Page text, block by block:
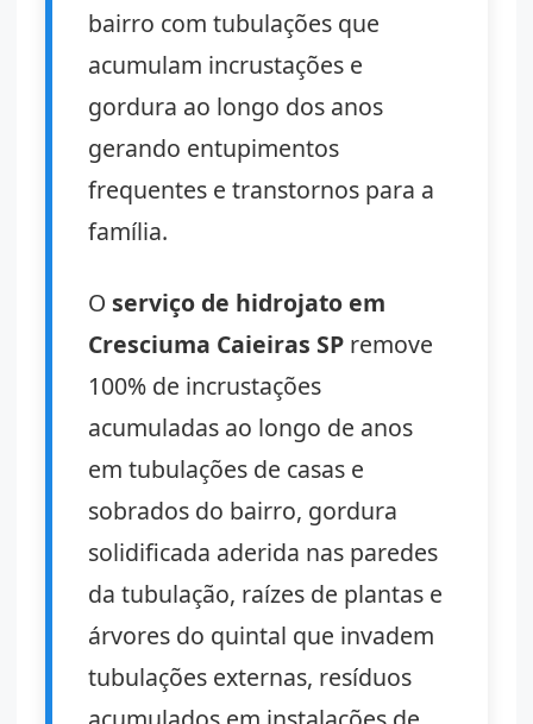
bairro com tubulações que
acumulam incrustações e
gordura ao longo dos anos
gerando entupimentos
frequentes e transtornos para a
família.
O serviço de hidrojato em
Cresciuma Caieiras SP remove
100% de incrustações
acumuladas ao longo de anos
em tubulações de casas e
sobrados do bairro, gordura
solidificada aderida nas paredes
da tubulação, raízes de plantas e
árvores do quintal que invadem
tubulações externas, resíduos